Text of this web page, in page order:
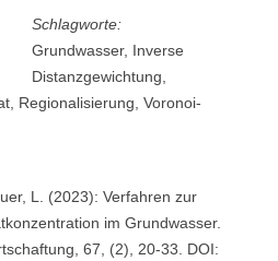
Schlagworte:
Grundwasser, Inverse
Distanzgewichtung,
Regionalisierung, Voronoi-
L. (2023): Verfahren zur
im Grundwasser.
67, (2), 20-33. DOI: